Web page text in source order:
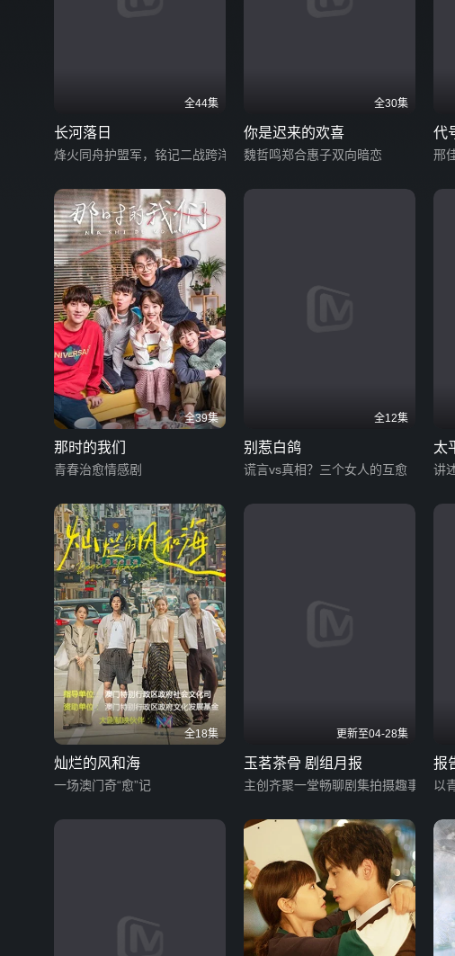
全44集
长河落日
烽火同舟护盟军，铭记二战跨洋情义
全30集
你是迟来的欢喜
魏哲鸣郑合惠子双向暗恋
代
邢
全39集
那时的我们
青春治愈情感剧
全12集
别惹白鸽
谎言vs真相？三个女人的互愈
太
讲
全18集
灿烂的风和海
一场澳门奇“愈”记
更新至04-28集
玉茗茶骨 剧组月报
主创齐聚一堂畅聊剧集拍摄趣事
报
以